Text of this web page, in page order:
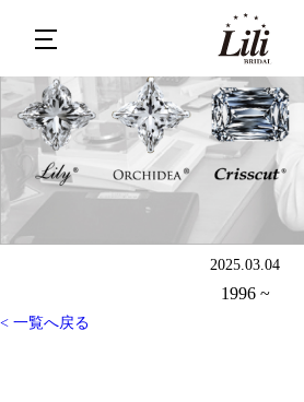
2025.03.04
1996 ~
< 一覧へ戻る